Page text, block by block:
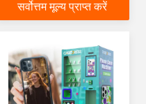
भुगतान टर्मिनल होटल के लिए
सर्वोत्तम मूल्य प्राप्त करें